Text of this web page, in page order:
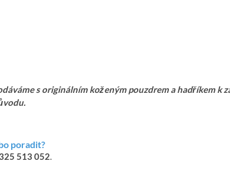
s originálním koženým pouzdrem a hadříkem k
poradit?
513 052.